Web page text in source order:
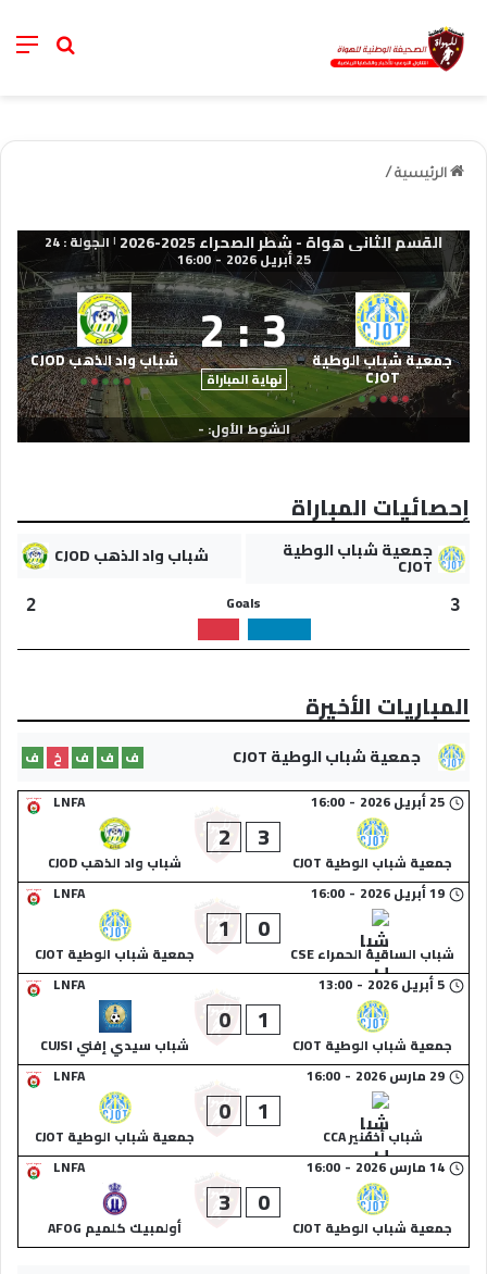
خانة
الرئيسية /
القسم الثاني هواة - شطر الصحراء 2025-2026 | الجولة : 24
25 أبريل 2026 -
16:00
جمعية شباب الوطية
CJOT
3
:
2
نهاية المباراة
شباب واد الذهب CJOD
الشوط الأول: -
إحصائيات المباراة
جمعية شباب الوطية
CJOT شباب واد الذهب CJOD
3
Goals
2
المباريات الأخيرة
جمعية شباب الوطية CJOT ف ف ف خ
ف
LNFA
25 أبريل 2026 -
16:00
جمعية شباب الوطية CJOT
3
2
شباب واد الذهب CJOD
LNFA
19 أبريل 2026 -
16:00
شباب الساقية الحمراء CSE
0
1
جمعية شباب الوطية CJOT
LNFA
5 أبريل 2026 -
13:00
جمعية شباب الوطية CJOT
1
0
شباب سيدي إفني CUJSI
LNFA
29 مارس 2026 -
16:00
شباب أخفنير CCA
1
0
جمعية شباب الوطية CJOT
LNFA
14 مارس 2026 -
16:00
جمعية شباب الوطية CJOT
0
3
أولمبيك كلميم AFOG